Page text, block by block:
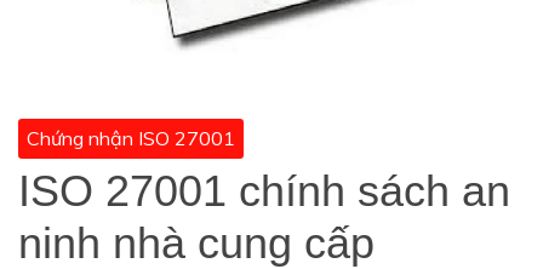
Chứng nhận ISO 27001
ISO 27001 chính sách an
ninh nhà cung cấp